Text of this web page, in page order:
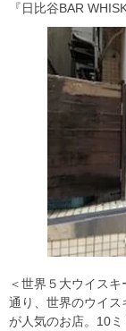
『日比谷BAR
＜世界５大ウイス
通り、世界のウイス
が人気のお店。10